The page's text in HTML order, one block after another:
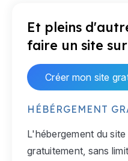
Et pleins
faire un site
Créer mon site
HÉBÉRGEMENT
L'hébergement du
gratuitement, sans